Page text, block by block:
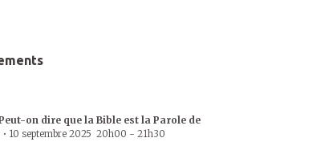
Peut-on dire que la Bible est la Parole de
• 10 septembre 2025 20h00 - 21h30